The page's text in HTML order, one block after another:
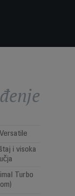
i visoka
Turbo